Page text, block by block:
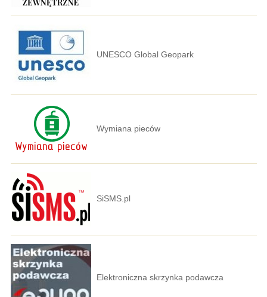
UNESCO Global Geopark
Wymiana pieców
SiSMS.pl
Elektroniczna skrzynka podawcza